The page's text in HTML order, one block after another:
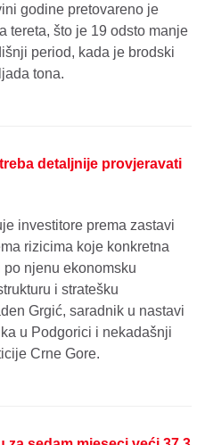
godine pretovareno je
tereta, što je 19 odsto manje
period, kada je brodski
tona.
detaljnije provjeravati
investitore prema zastavi
rizicima koje konkretna
njenu ekonomsku
i stratešku
Grgić, saradnik u nastavi
u Podgorici i nekadašnji
Crne Gore.